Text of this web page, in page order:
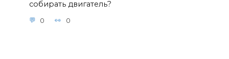
собирать двигатель?
0 0